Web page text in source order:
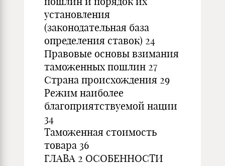
установления
(законодательная база
определения ставок) 24
Правовые основы взимания
таможенных пошлин 27
Страна происхождения 29
Режим наиболее
благоприятствуемой нации
34
Таможенная стоимость
товара 36
ГЛАВА 2 ОСОБЕННОСТИ